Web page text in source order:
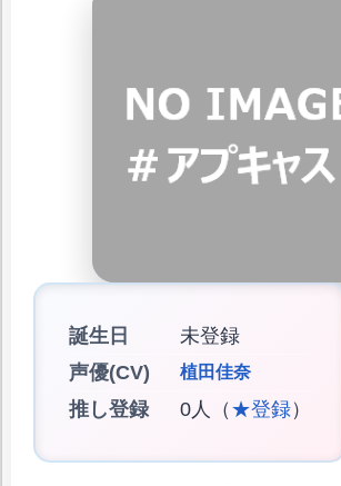
誕生日
未登録
声優(CV)
植田佳奈
推し登録 0人（ ★登録）